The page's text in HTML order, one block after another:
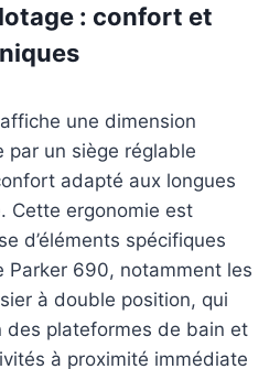
: confort et
une dimension
par un siège réglable
adapté aux longues
Cette ergonomie est
d’éléments spécifiques
Parker 690, notamment les
à double position, qui
des plateformes de bain et
à proximité immédiate